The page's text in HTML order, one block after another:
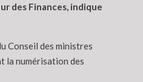
des Finances, indique
Conseil des ministres
la numérisation des